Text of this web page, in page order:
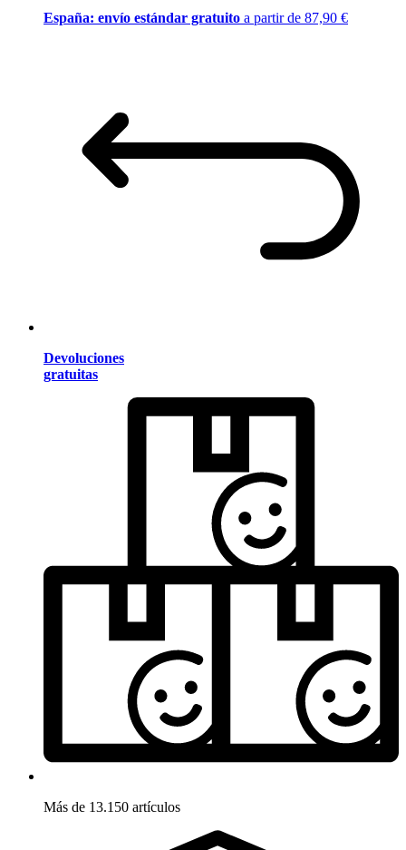
España: envío estándar gratuito a partir de 87,90 €
Devoluciones
gratuitas
Más de 13.150 artículos